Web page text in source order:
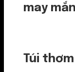
may mắn
Túi thơm